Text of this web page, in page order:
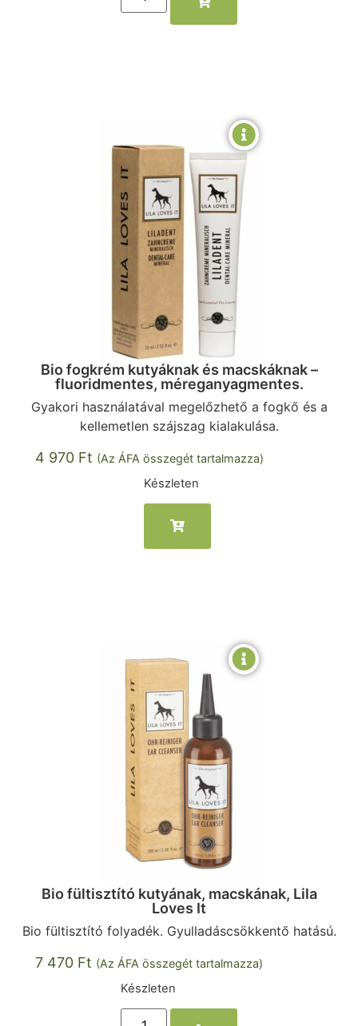
Bio fogkrém kutyáknak és macskáknak –
fluoridmentes, méreganyagmentes.
Gyakori használatával megelőzhető a fogkő és a
kellemetlen szájszag kialakulása.
4 970 Ft (Az ÁFA összegét tartalmazza)
Készleten
Bio fültisztító kutyának, macskának, Lila
Loves It
Bio fültisztító folyadék. Gyulladáscsökkentő hatású.
7 470 Ft (Az ÁFA összegét tartalmazza)
Készleten